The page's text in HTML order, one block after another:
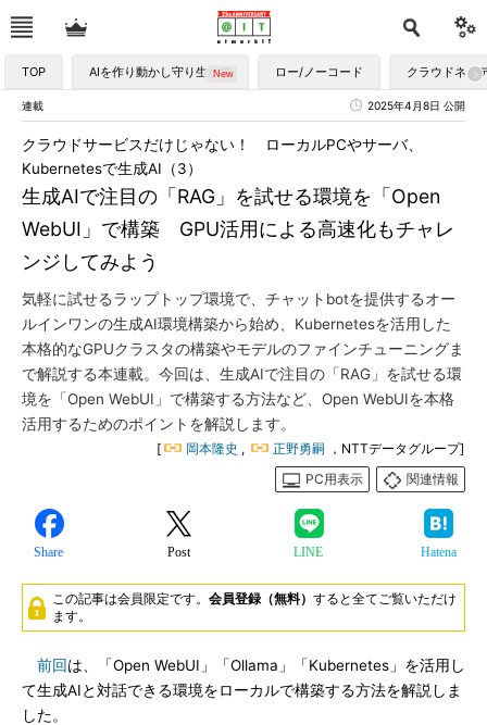
TOP AIを作り動かし守り生かす ロー/ノーコード クラウドネイ
連載 2025年4月8日 公開
生成AIで注目の「RAG」を試せる環境を「Open
WebUI」で構築 GPU活用による高速化もチャレ
ンジしてみよう
クラウドサービスだけじゃない！ ローカルPCやサーバ、
Kubernetesで生成AI（3）
気軽に試せるラップトップ環境で、チャットbotを提供するオー
ルインワンの生成AI環境構築から始め、Kubernetesを活用した
本格的なGPUクラスタの構築やモデルのファインチューニングま
で解説する本連載。今回は、生成AIで注目の「RAG」を試せる環
境を「Open WebUI」で構築する方法など、Open WebUIを本格
活用するためのポイントを解説します。
[ 岡本隆史 , 正野勇嗣 ，NTTデータグループ]
PC用表示
関連情報
Share Post LINE Hatena
この記事は会員限定です。 会員登録（無料） すると全てご覧いただけ
ます。
前回は、「Open WebUI」「Ollama」「Kubernetes」を活用し
て生成AIと対話できる環境をローカルで構築する方法を解説しま
した。